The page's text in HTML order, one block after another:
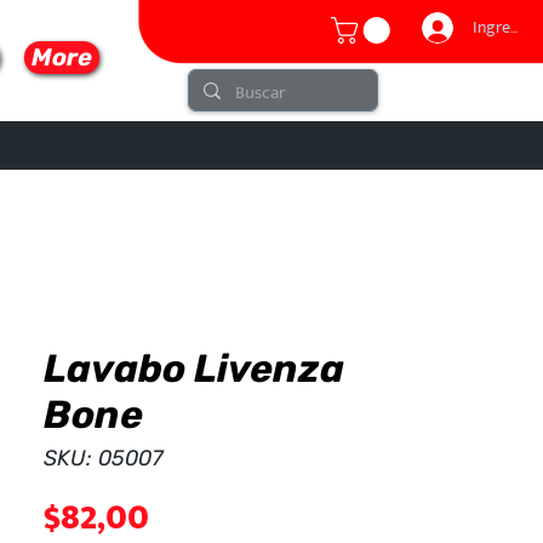
More
Ingresar
Lavabo Livenza
Bone
SKU: 05007
$82,00